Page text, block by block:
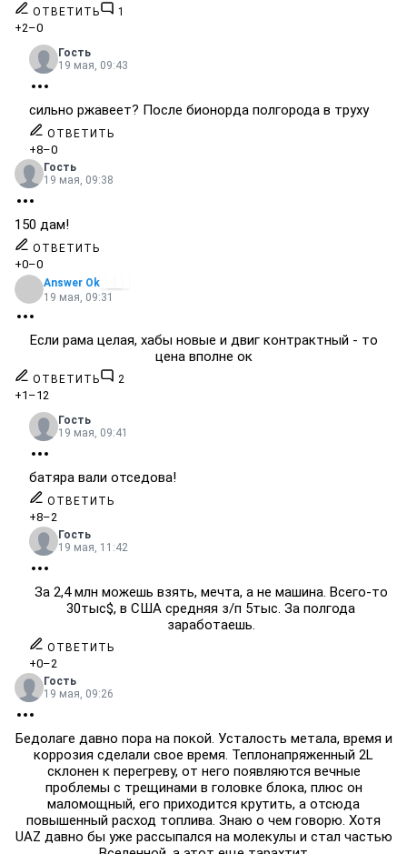
ОТВЕТИТЬ 1
+2–0
Гость
19 мая, 09:43
сильно ржавеет? После бионорда полгорода в труху
ОТВЕТИТЬ
+8–0
Гость
19 мая, 09:38
150 дам!
ОТВЕТИТЬ
+0–0
Answer Ok
19 мая, 09:31
Если рама целая, хабы новые и двиг контрактный - то
цена вполне ок
ОТВЕТИТЬ 2
+1 –12
Гость
19 мая, 09:41
батяра вали отседова!
ОТВЕТИТЬ
+8–2
Гость
19 мая, 11:42
За 2,4 млн можешь взять, мечта, а не машина. Всего-то
30тыс$, в США средняя з/п 5тыс. За полгода
заработаешь.
ОТВЕТИТЬ
+0–2
Гость
19 мая, 09:26
Бедолаге давно пора на покой. Усталость метала, время и
коррозия сделали свое время. Теплонапряженный 2L
склонен к перегреву, от него появляются вечные
проблемы с трещинами в головке блока, плюс он
маломощный, его приходится крутить, а отсюда
повышенный расход топлива. Знаю о чем говорю. Хотя
UAZ давно бы уже рассыпался на молекулы и стал частью